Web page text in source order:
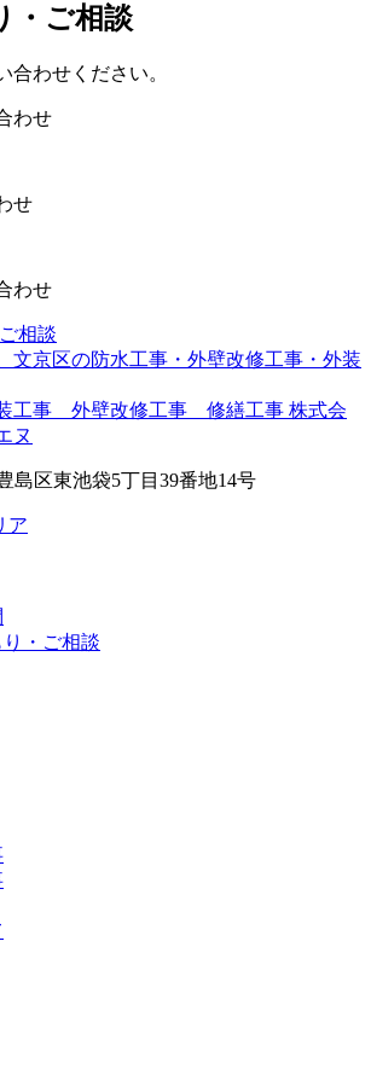
・ご相談
合わせください。
わせ
せ
わせ
相談
工事 外壁改修工事 修繕工事 株式会
ヌ
島区東池袋5丁目39番地14号
ア
・ご相談